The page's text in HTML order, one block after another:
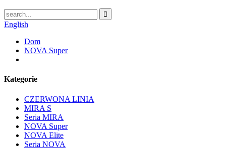
English
Dom
NOVA Super
Kategorie
CZERWONA LINIA
MIRA S
Seria MIRA
NOVA Super
NOVA Elite
Seria NOVA